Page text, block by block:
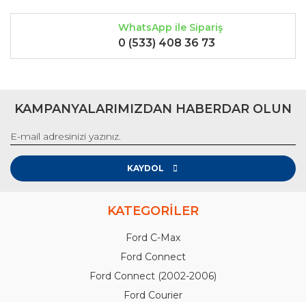
WhatsApp ile Sipariş
0 (533) 408 36 73
KAMPANYALARIMIZDAN HABERDAR OLUN
KAYDOL
KATEGORİLER
Ford C-Max
Ford Connect
Ford Connect (2002-2006)
Ford Courier